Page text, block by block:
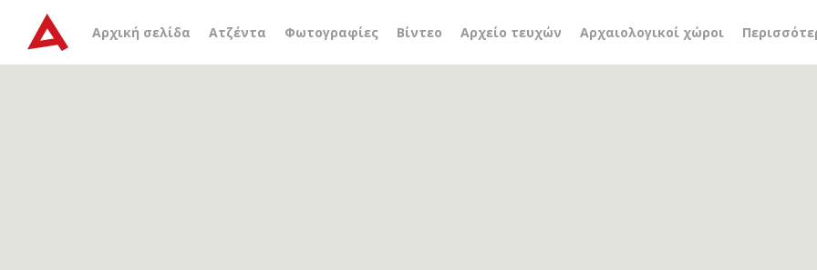
Αρχική σελίδα Ατζέντα Φωτογραφίες Βίντεο Αρχείο τευχών Αρχαιολογικοί χώροι
Αρχείο ετικέτας αγία κέρκυρα